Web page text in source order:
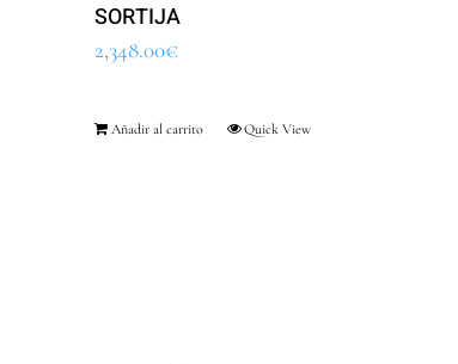
SORTIJA
2,348.00€
Añadir al carrito Quick View